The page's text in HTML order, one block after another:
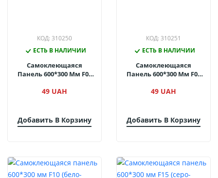
КОД: 310250
ЕСТЬ В НАЛИЧИИ
Самоклеющаяся
Панель 600*300 Мм F02
С Золотом)
49 UAH
Добавить В Корзину
КОД: 310251
ЕСТЬ В НАЛИЧИИ
Самоклеющаяся
Панель 600*300 Мм F04
Золотом)
49 UAH
Добавить В Корзину